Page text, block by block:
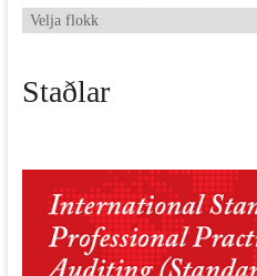
Eldri
Staðlar